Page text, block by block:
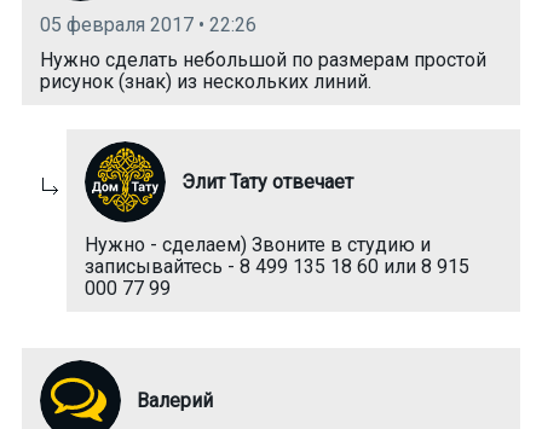
05 февраля 2017 • 22:26
Нужно сделать небольшой по размерам простой
рисунок (знак) из нескольких линий.
Элит Тату отвечает
Нужно - сделаем) Звоните в студию и
записывайтесь - 8 499 135 18 60 или 8 915
000 77 99
Валерий